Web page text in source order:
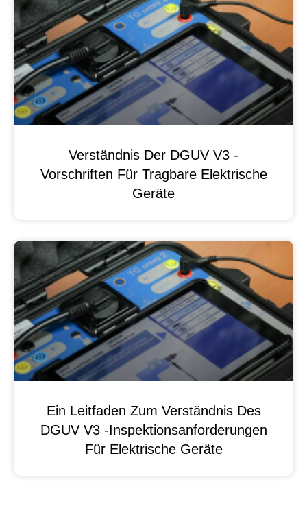
Verständnis Der DGUV V3 -
Vorschriften Für Tragbare Elektrische
Geräte
Ein Leitfaden Zum Verständnis Des
DGUV V3 -Inspektionsanforderungen
Für Elektrische Geräte